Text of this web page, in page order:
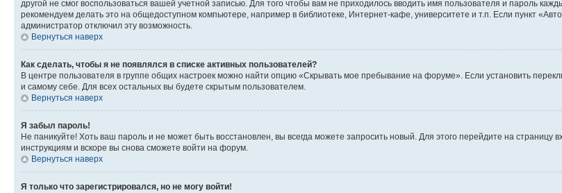
другой не смог воспользоваться вашей учетной записью. Для того чтобы вам не приходилось вводить имя пользователя и пароль
рекомендуем делать это на общедоступном компьютере, например в библиотеке, Интернет-кафе, университете и т.п. Если пункт
администратор отключил эту возможность.
Вернуться наверх
Как сделать, чтобы я не появлялся в списке активных пользователей?
В центре пользователя в группе общих настроек можно найти опцию «Скрывать мое пребывание на форуме». Если установить
и самому себе. Для всех остальных вы будете скрытым пользователем.
Вернуться наверх
Я забыл пароль!
Не паникуйте! Хоть ваш пароль и не может быть восстановлен, вы всегда можете запросить новый. Для этого перейдите на
инструкциям и вскоре вы снова сможете войти на форум.
Вернуться наверх
Я только что зарегистрировался, но не могу войти!